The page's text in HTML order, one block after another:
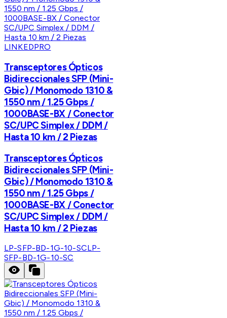
LINKEDPRO
Transceptores Ópticos
Bidireccionales SFP (Mini-
Gbic) / Monomodo 1310 &
1550 nm / 1.25 Gbps /
1000BASE-BX / Conector
SC/UPC Simplex / DDM /
Hasta 10 km / 2 Piezas
Transceptores Ópticos
Bidireccionales SFP (Mini-
Gbic) / Monomodo 1310 &
1550 nm / 1.25 Gbps /
1000BASE-BX / Conector
SC/UPC Simplex / DDM /
Hasta 10 km / 2 Piezas
LP-SFP-BD-1G-10-SCLP-
SFP-BD-1G-10-SC